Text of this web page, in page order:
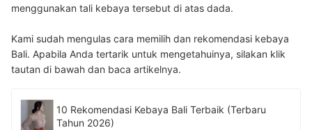
menggunakan tali kebaya tersebut di atas dada.
Kami sudah mengulas cara memilih dan rekomendasi kebaya
Bali. Apabila Anda tertarik untuk mengetahuinya, silakan klik
tautan di bawah dan baca artikelnya.
10 Rekomendasi Kebaya Bali Terbaik (Terbaru
Tahun 2026)